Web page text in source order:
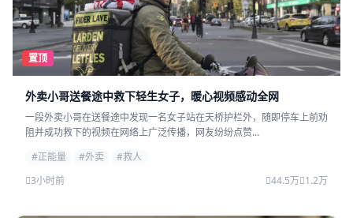
置顶
外卖小哥送餐途中救下轻生女子，暖心视频感动全网
一段外卖小哥在送餐途中发现一名女子站在天桥护栏外，随即停车上前劝
阻并成功救下的视频在网络上广泛传播，网友纷纷点赞...
#正能量
#外卖
#救人
3小时前
44.5万 1.2万